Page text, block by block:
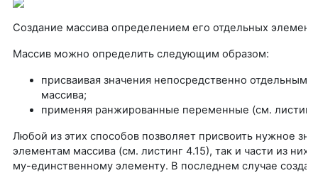
Создание массива определением его отдельных
Массив можно определить следующим образом:
присваивая значения непосредственно отдельным
массива;
применяя ранжированные переменные (см. листинг
Любой из этих способов позволяет присвоить нужное
элементам массива (см. листинг 4.15), так и части из
му-единственному элементу. В последнем случае